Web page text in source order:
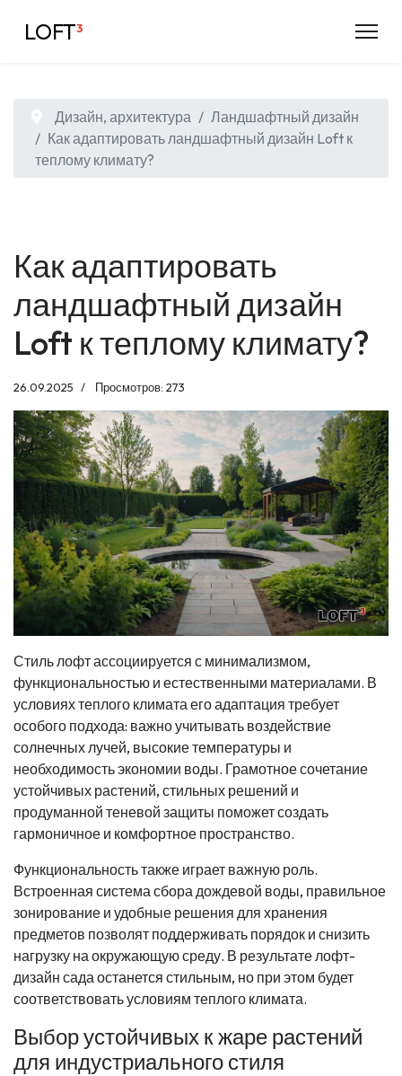
LOFT³
Дизайн, архитектура
Ландшафтный дизайн
Как адаптировать ландшафтный дизайн Loft к
теплому климату?
Как адаптировать
ландшафтный дизайн
Loft к теплому климату?
26.09.2025 Просмотров: 273
Стиль лофт ассоциируется с минимализмом,
функциональностью и естественными материалами. В
условиях теплого климата его адаптация требует
особого подхода: важно учитывать воздействие
солнечных лучей, высокие температуры и
необходимость экономии воды. Грамотное сочетание
устойчивых растений, стильных решений и
продуманной теневой защиты поможет создать
гармоничное и комфортное пространство.
Функциональность также играет важную роль.
Встроенная система сбора дождевой воды, правильное
зонирование и удобные решения для хранения
предметов позволят поддерживать порядок и снизить
нагрузку на окружающую среду. В результате лофт-
дизайн сада останется стильным, но при этом будет
соответствовать условиям теплого климата.
Выбор устойчивых к жаре растений
для индустриального стиля